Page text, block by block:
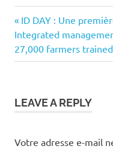
Navigation
de
Previous
Post:
ID DAY : Une
Next
Post:
Integrated
27,000 farmers
LEAVE A REPLY
Votre adresse e-mail